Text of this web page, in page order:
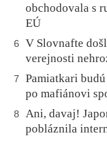
obchodovala s
EÚ
6
V Slovnafte
verejnosti
7
Pamiatkari
po mafiánovi
8
Ani, davaj!
pobláznila